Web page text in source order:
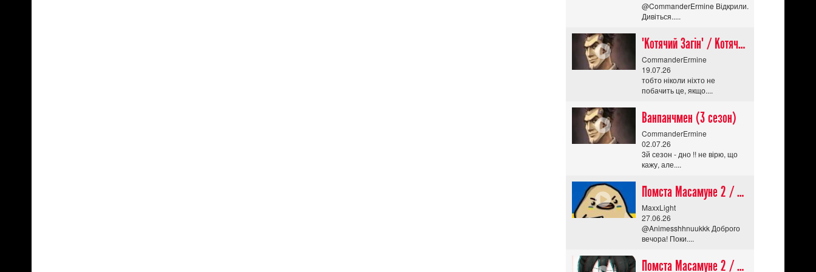
@CommanderErmine Відкрили.
Дивіться.....
"Котячий Загін" / Котячий апокаліпсис / Cat Shit One
CommanderErmine
19.07.26
тобто ніколи ніхто не
побачить це, якщо....
Ванпанчмен (3 сезон)
CommanderErmine
02.07.26
3й сезон - дно !! не вірю, що
кажу, але....
Помста Масамуне 2 / Masamune-kun no Revenge R
MaxxLight
27.06.26
@Animesshhnuukkk Доброго
вечора! Поки....
Помста Масамуне 2 / Masamune-kun no Revenge R